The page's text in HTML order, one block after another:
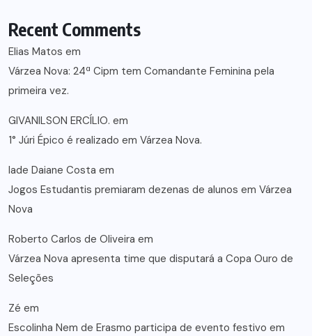
Recent Comments
Elias Matos em
Várzea Nova: 24ª Cipm tem Comandante Feminina pela
primeira vez.
GIVANILSON ERCÍLIO. em
1° Júri Épico é realizado em Várzea Nova.
lade Daiane Costa em
Jogos Estudantis premiaram dezenas de alunos em Várzea
Nova
Roberto Carlos de Oliveira em
Várzea Nova apresenta time que disputará a Copa Ouro de
Seleções
Zé em
Escolinha Nem de Erasmo participa de evento festivo em